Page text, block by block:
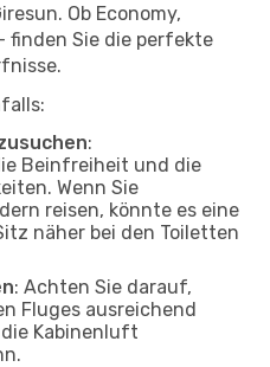
Ob Economy,
finden Sie die perfekte
:
Beinfreiheit und die
Wenn Sie
reisen, könnte es eine
näher bei den Toiletten
: Achten Sie darauf,
Fluges ausreichend
Kabinenluft